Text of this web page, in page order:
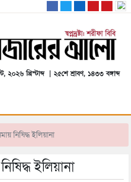
২০২৬ খ্রিস্টাব্দ | ২৫শে শ্রাবণ, ১৪৩৩ বঙ্গাব্দ
নিষিদ্ধ ইলিয়ানা
ইলিয়ানা